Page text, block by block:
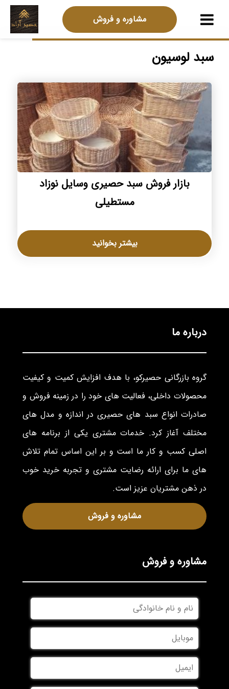
مشاوره و فروش
سبد لوسیون
بازار فروش سبد حصیری وسایل نوزاد
مستطیلی
بیشتر بخوانید
درباره ما
گروه بازرگانی حصیرکو، با هدف افزایش کمیت و کیفیت
محصولات داخلی، فعالیت های خود را در زمینه فروش و
صادرات انواع سبد های حصیری در اندازه و مدل های
مختلف آغاز کرد. خدمات مشتری یکی از برنامه های
اصلی کسب و کار ما است و بر این اساس تمام تلاش
های ما برای ارائه رضایت مشتری و تجربه خرید خوب
در ذهن مشتریان عزیز است.
مشاوره و فروش
مشاوره و فروش
نام
و
نام
خانوادگی
موبایل
ایمیل